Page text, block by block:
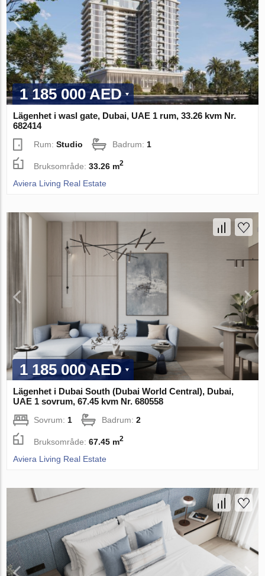
1 185 000 AED
Lägenhet i wasl gate, Dubai, UAE 1 rum, 33.26 kvm Nr.
682414
Rum:Studio Badrum: 1
Bruksområde:33.26 m2
Aviera Living Real Estate
1 185 000 AED
Lägenhet i Dubai South (Dubai World Central), Dubai,
UAE 1 sovrum, 67.45 kvm Nr. 680558
Sovrum: 1 Badrum:2
Bruksområde:67.45 m2
Aviera Living Real Estate